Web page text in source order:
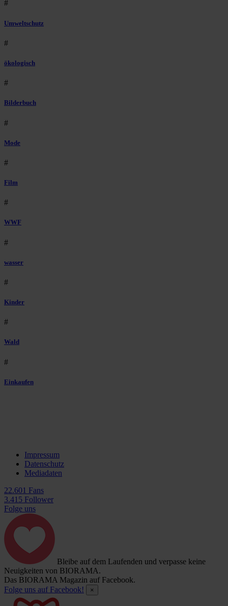
#
Umweltschutz
#
ökologisch
#
Bilderbuch
#
Mode
#
Film
#
WWF
#
wasser
#
Kinder
#
Wald
#
Einkaufen
Impressum
Datenschutz
Mediadaten
22.601 Fans
3.415 Follower
Folge uns
Bleibe auf dem Laufenden und verpasse keine
Neuigkeiten von BIORAMA.
Das BIORAMA Magazin auf Facebook.
Folge uns auf Facebook!
×